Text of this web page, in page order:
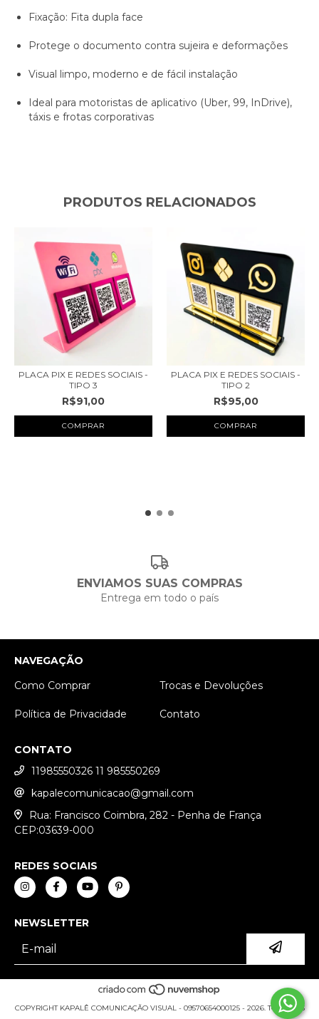
Fixação: Fita dupla face
Protege o documento contra sujeira e deformações
Visual limpo, moderno e de fácil instalação
Ideal para motoristas de aplicativo (Uber, 99, InDrive),
táxis e frotas corporativas
PRODUTOS RELACIONADOS
PLACA PIX E REDES SOCIAIS -
TIPO 3
R$91,00
PLACA PIX E REDES SOCIAIS -
TIPO 2
R$95,00
COMPRAR
ENVIAMOS SUAS COMPRAS
Entrega em todo o país
NAVEGAÇÃO
Como Comprar
Trocas e Devoluções
Política de Privacidade Contato
CONTATO
11985550326 11 985550269
kapalecomunicacao@gmail.com
Rua: Francisco Coimbra, 282 - Penha de França
CEP:03639-000
REDES SOCIAIS
NEWSLETTER
COPYRIGHT KAPALÊ COMUNICAÇÃO VISUAL - 09570654000125 - 2026. TODOS OS